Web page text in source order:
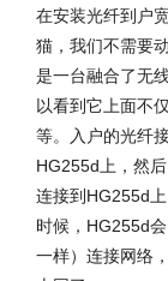
在安装光纤到户
猫，我们不需要
是一台融合了无
以看到它上面不
等。入户的光纤
HG255d上，然
连接到HG255d
时候，HG255d
一样）连接网络